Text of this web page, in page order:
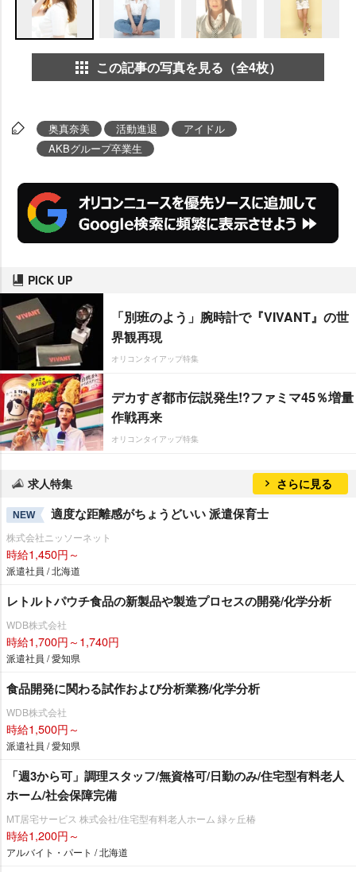
この記事の写真を見る（全4枚）
奥真奈美 活動進退
アイドル
AKBグループ卒業生
PICK UP
「別班のよう」腕時計で『VIVANT』の世
界観再現
オリコンタイアップ特集
デカすぎ都市伝説発生!?ファミマ45％増量
作戦再来
オリコンタイアップ特集
求人特集 さらに見る
NEW 適度な距離感がちょうどいい 派遣保育士
株式会社ニッソーネット
時給1,450円～
派遣社員 / 北海道
レトルトパウチ食品の新製品や製造プロセスの開発/化学分析
WDB株式会社
時給1,700円～1,740円
派遣社員 / 愛知県
食品開発に関わる試作および分析業務/化学分析
WDB株式会社
時給1,500円～
派遣社員 / 愛知県
「週3から可」調理スタッフ/無資格可/日勤のみ/住宅型有料老人
ホーム/社会保障完備
MT居宅サービス 株式会社/住宅型有料老人ホーム 緑ヶ丘椿
時給1,200円～
アルバイト・パート / 北海道